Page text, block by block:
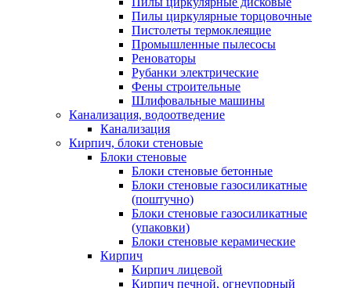
Пилы циркулярные торцовочные
Пистолеты термоклеящие
Промышленные пылесосы
Реноваторы
Рубанки электрические
Фены строительные
Шлифовальные машины
Канализация, водоотведение
Канализация
Кирпич, блоки стеновые
Блоки стеновые
Блоки стеновые бетонные
Блоки стеновые газосиликатные
(поштучно)
Блоки стеновые газосиликатные
(упаковки)
Блоки стеновые керамические
Кирпич
Кирпич лицевой
Кирпич печной, огнеупорный